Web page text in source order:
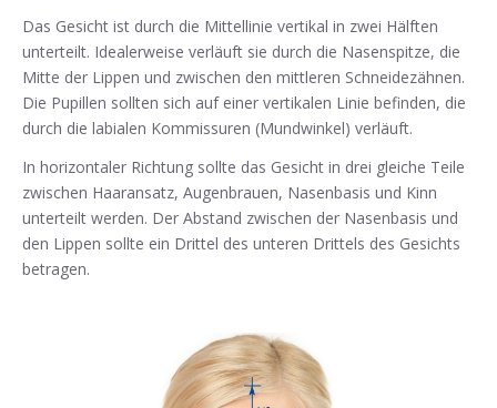
Das Gesicht ist durch die Mittellinie vertikal in zwei Hälften
unterteilt. Idealerweise verläuft sie durch die Nasenspitze, die
Mitte der Lippen und zwischen den mittleren Schneidezähnen.
Die Pupillen sollten sich auf einer vertikalen Linie befinden, die
durch die labialen Kommissuren (Mundwinkel) verläuft.
In horizontaler Richtung sollte das Gesicht in drei gleiche Teile
zwischen Haaransatz, Augenbrauen, Nasenbasis und Kinn
unterteilt werden. Der Abstand zwischen der Nasenbasis und
den Lippen sollte ein Drittel des unteren Drittels des Gesichts
betragen.